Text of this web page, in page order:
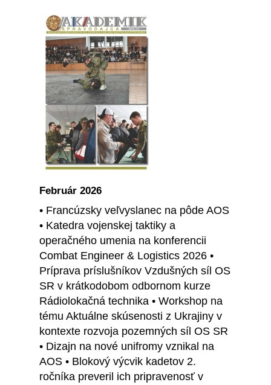
Február 2026
• Francúzsky veľvyslanec na pôde AOS
• Katedra vojenskej taktiky a
operačného umenia na konferencii
Combat Engineer & Logistics 2026 •
Príprava príslušníkov Vzdušných síl OS
SR v krátkodobom odbornom kurze
Rádiolokačná technika • Workshop na
tému Aktuálne skúsenosti z Ukrajiny v
kontexte rozvoja pozemných síl OS SR
• Dizajn na nové unifromy vznikal na
AOS • Blokový výcvik kadetov 2.
ročníka preveril ich pripravenosť v